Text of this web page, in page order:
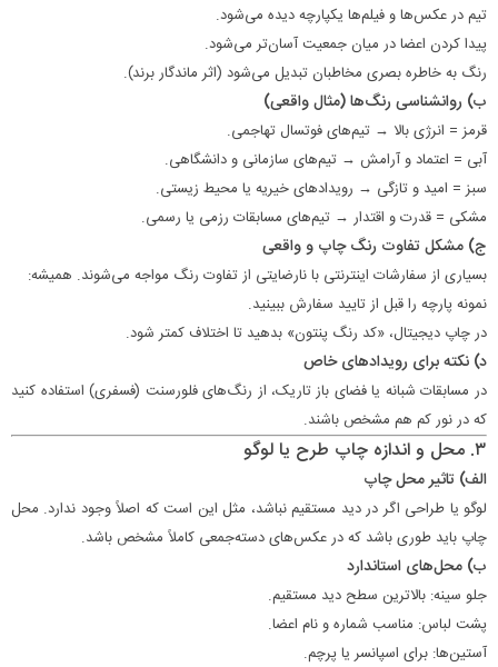
تیم در عکس‌ها و فیلم‌ها یکپارچه دیده می‌شود.
پیدا کردن اعضا در میان جمعیت آسان‌تر می‌شود.
رنگ به خاطره بصری مخاطبان تبدیل می‌شود (اثر ماندگار برند).
ب) روانشناسی رنگ‌ها (مثال واقعی)
قرمز = انرژی بالا → تیم‌های فوتسال تهاجمی.
آبی = اعتماد و آرامش → تیم‌های سازمانی و دانشگاهی.
سبز = امید و تازگی → رویدادهای خیریه یا محیط زیستی.
مشکی = قدرت و اقتدار → تیم‌های مسابقات رزمی یا رسمی.
ج) مشکل تفاوت رنگ چاپ و واقعی
بسیاری از سفارشات اینترنتی با نارضایتی از تفاوت رنگ مواجه می‌شوند. همیشه:
نمونه پارچه را قبل از تایید سفارش ببینید.
در چاپ دیجیتال، «کد رنگ پنتون» بدهید تا اختلاف کمتر شود.
د) نکته برای رویدادهای خاص
در مسابقات شبانه یا فضای باز تاریک، از رنگ‌های فلورسنت (فسفری) استفاده کنید
که در نور کم هم مشخص باشند.
۳. محل و اندازه چاپ طرح یا لوگو
الف) تاثیر محل چاپ
لوگو یا طراحی اگر در دید مستقیم نباشد، مثل این است که اصلاً وجود ندارد. محل
چاپ باید طوری باشد که در عکس‌های دسته‌جمعی کاملاً مشخص باشد.
ب) محل‌های استاندارد
جلو سینه: بالاترین سطح دید مستقیم.
پشت لباس: مناسب شماره و نام اعضا.
آستین‌ها: برای اسپانسر یا پرچم.